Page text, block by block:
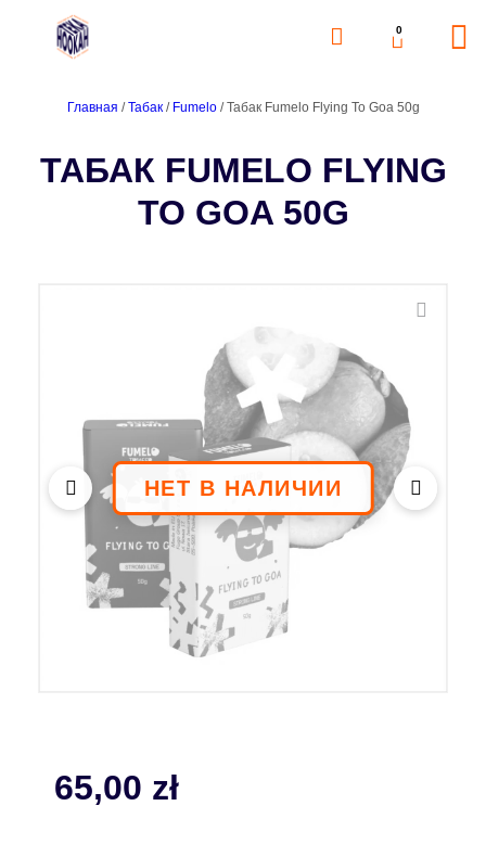
0
Главная /Табак/ Fumelo/ Табак Fumelo Flying To Goa 50g
ТАБАК FUMELO FLYING
TO GOA 50G
65,00 zł